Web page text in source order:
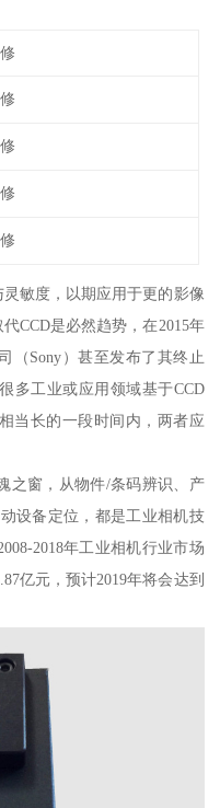
敏度，以期应用于更的影像
CCD是必然趋势，在2015年
（Sony）甚至发布了其终止
多工业或应用领域基于CCD
当长的一段时间内，两者应
之窗，从物件/条码辨识、产
设备定位，都是工业相机技
2018年工业相机行业市场
亿元，预计2019年将会达到